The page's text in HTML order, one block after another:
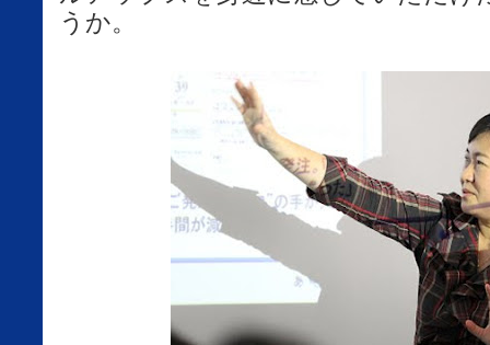
うか。